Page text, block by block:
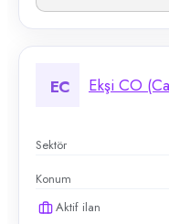
EC Ekşi CO
Sektör
Konum
Aktif ilan